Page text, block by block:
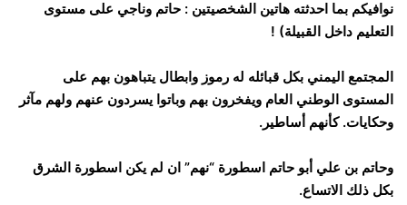
نوافيكم بما احدثته هاتين الشخصيتين : حاتم وناجي على مستوى
التعليم داخل القبيلة) !
المجتمع اليمني بكل قبائله له رموز وابطال يتباهون بهم على
المستوى الوطني العام ويفخرون بهم وباتوا يسردون عنهم ولهم مآثر
وحكايات. كأنهم أساطير.
وحاتم بن علي أبو حاتم اسطورة “نهم” ان لم يكن اسطورة الشرق
بكل ذلك الاتساع.